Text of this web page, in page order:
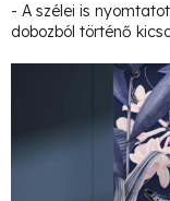
- A szélei is
dobozból történő